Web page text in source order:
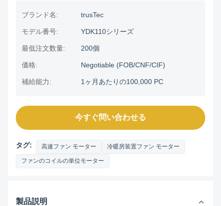
ブランド名: trusTec
モデル番号: YDK110シリーズ
最低注文数量: 200個
価格: Negotiable (FOB/CNF/CIF)
補給能力: 1ヶ月あたりの100,000 PC
今すぐ問い合わせる
タグ: 高速ファン モーター 冷暖房装置ファン モーター
ファンのコイルの単位モーター
製品説明